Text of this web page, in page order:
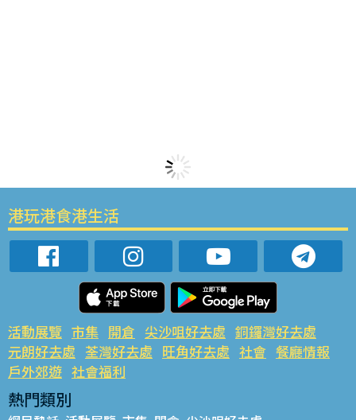
港玩港食港生活
活動展覽 市集 開倉 尖沙咀好去處 銅鑼灣好去處
元朗好去處 荃灣好去處 旺角好去處 社會 餐廳情報
戶外郊遊 社會福利
熱門類別